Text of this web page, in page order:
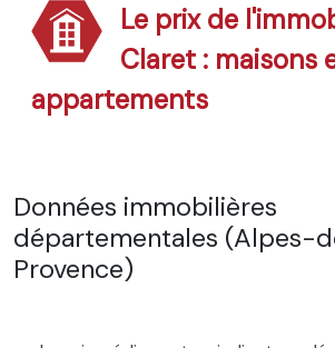
Le prix de
Claret : maisons
appartements
Données immobilières
départementales (Alpes-
Provence)